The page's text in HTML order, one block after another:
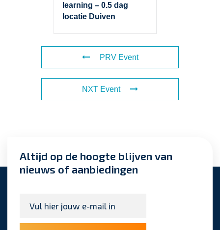
learning – 0.5 dag
locatie Duiven
PRV Event
NXT Event
Altijd op de hoogte blijven van
nieuws of aanbiedingen
mailadres*